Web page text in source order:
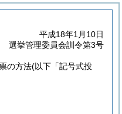
平成18年1月10日
選挙管理委員会訓令第3号
の方法(以下「記号式投